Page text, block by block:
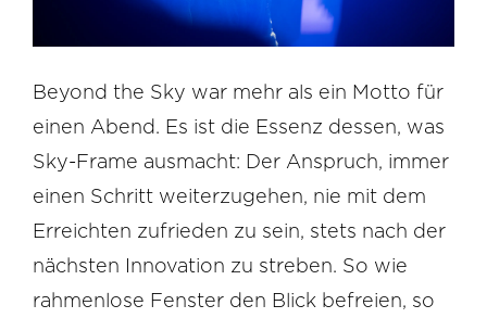
Beyond the Sky war mehr als ein Motto für
einen Abend. Es ist die Essenz dessen, was
Sky-Frame ausmacht: Der Anspruch, immer
einen Schritt weiterzugehen, nie mit dem
Erreichten zufrieden zu sein, stets nach der
nächsten Innovation zu streben. So wie
rahmenlose Fenster den Blick befreien, so